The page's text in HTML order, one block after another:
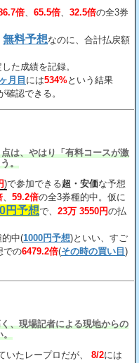
倍、 65.5倍、 32.5倍の全3券
無料予想なのに、合計払戻額
た成績を記録。
月目 には534%という結果
認できる。
は、やはり「有料コースが激
。
)で参加できる超・安価な予想
、 59.2倍の全3券種的中。仮に
円予想で、 23万 3550円の払
的中(1000円予想)といい、すご
での6479.2倍(その時の買い目 )
、現場記者による現地からの
。
いたレープロだが、 8/2には